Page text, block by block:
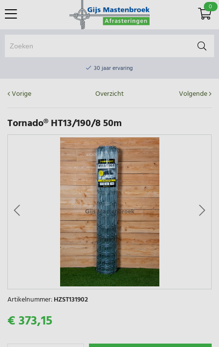
0
Elektrisch afrasteringsmateriaal gratis verzending vanaf €75
Online winkel & fysieke winkel
Elektrisch afrasteringsmateriaal gratis verzending vanaf €75
Vorige Overzicht Volgende
Tornado® HT13/190/8 50m
Artikelnummer:HZST131902
€ 373,15